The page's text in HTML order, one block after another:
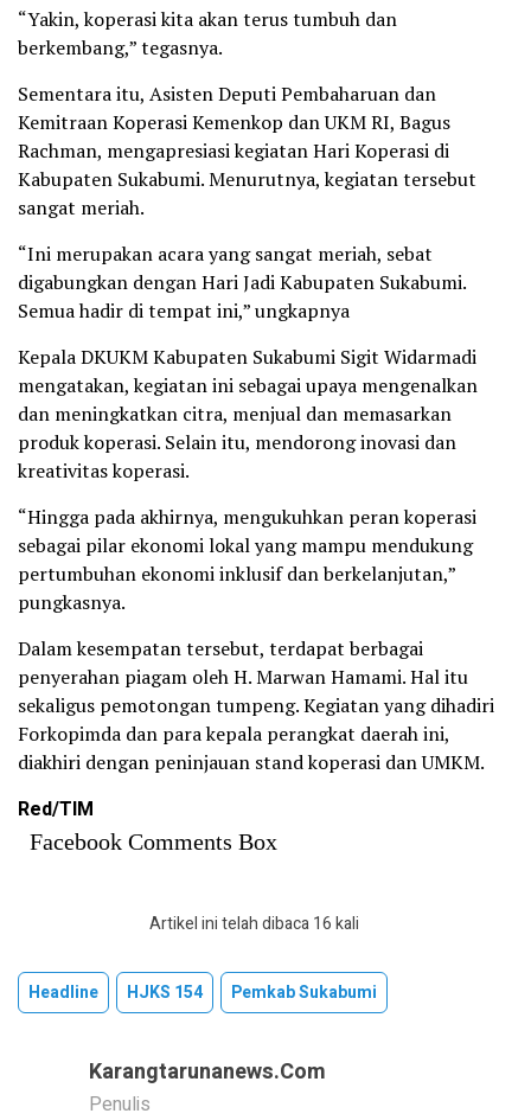
“Yakin, koperasi kita akan terus tumbuh dan
berkembang,” tegasnya.
Sementara itu, Asisten Deputi Pembaharuan dan
Kemitraan Koperasi Kemenkop dan UKM RI, Bagus
Rachman, mengapresiasi kegiatan Hari Koperasi di
Kabupaten Sukabumi. Menurutnya, kegiatan tersebut
sangat meriah.
“Ini merupakan acara yang sangat meriah, sebat
digabungkan dengan Hari Jadi Kabupaten Sukabumi.
Semua hadir di tempat ini,” ungkapnya
Kepala DKUKM Kabupaten Sukabumi Sigit Widarmadi
mengatakan, kegiatan ini sebagai upaya mengenalkan
dan meningkatkan citra, menjual dan memasarkan
produk koperasi. Selain itu, mendorong inovasi dan
kreativitas koperasi.
“Hingga pada akhirnya, mengukuhkan peran koperasi
sebagai pilar ekonomi lokal yang mampu mendukung
pertumbuhan ekonomi inklusif dan berkelanjutan,”
pungkasnya.
Dalam kesempatan tersebut, terdapat berbagai
penyerahan piagam oleh H. Marwan Hamami. Hal itu
sekaligus pemotongan tumpeng. Kegiatan yang dihadiri
Forkopimda dan para kepala perangkat daerah ini,
diakhiri dengan peninjauan stand koperasi dan UMKM.
Red/TIM
Facebook Comments Box
Artikel ini telah dibaca 16 kali
Headline HJKS 154 Pemkab Sukabumi
Karangtarunanews.com
Penulis